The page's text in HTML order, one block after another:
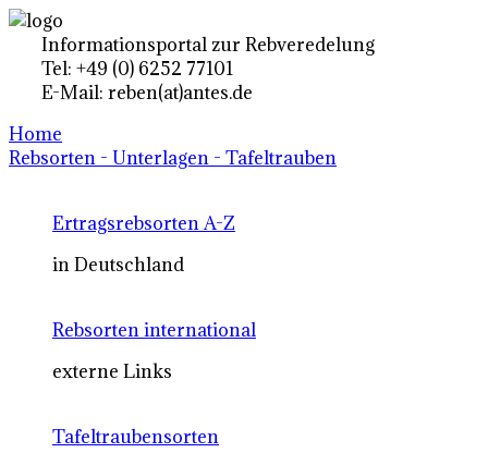
Informationsportal zur Rebveredelung
Tel: +49 (0) 6252 77101
E-Mail: reben(at)antes.de
Home
Rebsorten - Unterlagen - Tafeltrauben
Ertragsrebsorten A-Z
in Deutschland
Rebsorten international
externe Links
Tafeltraubensorten